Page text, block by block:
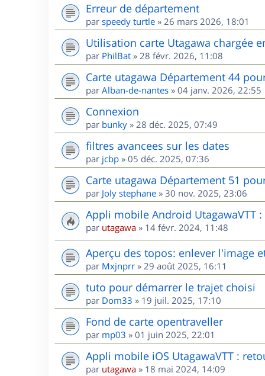
Erreur de département
par speedy turtle » 26 mars 2026, 18:01
Utilisation carte Utagawa chargée
par PhilBat » 28 févr. 2026, 11:08
Carte utagawa Département 44
par Alban-de-nantes » 04 janv. 2026, 22:55
Connexion
par bunky » 28 déc. 2025, 07:49
filtres avancees sur les dates
par jcbp » 05 déc. 2025, 07:36
Carte utagawa Département 51
par Joly stephane » 30 nov. 2025, 23:06
Appli mobile Android UtagawaVTT
par utagawa » 14 févr. 2024, 11:48
Aperçu des topos: enlever l'image
par Mxjnprr » 29 août 2025, 16:11
tuto pour démarrer le trajet choisi
par Dom33 » 19 juil. 2025, 17:10
Fond de carte opentraveller
par mp03 » 01 juin 2025, 22:01
Appli mobile iOS UtagawaVTT :
par utagawa » 18 mai 2024, 14:09